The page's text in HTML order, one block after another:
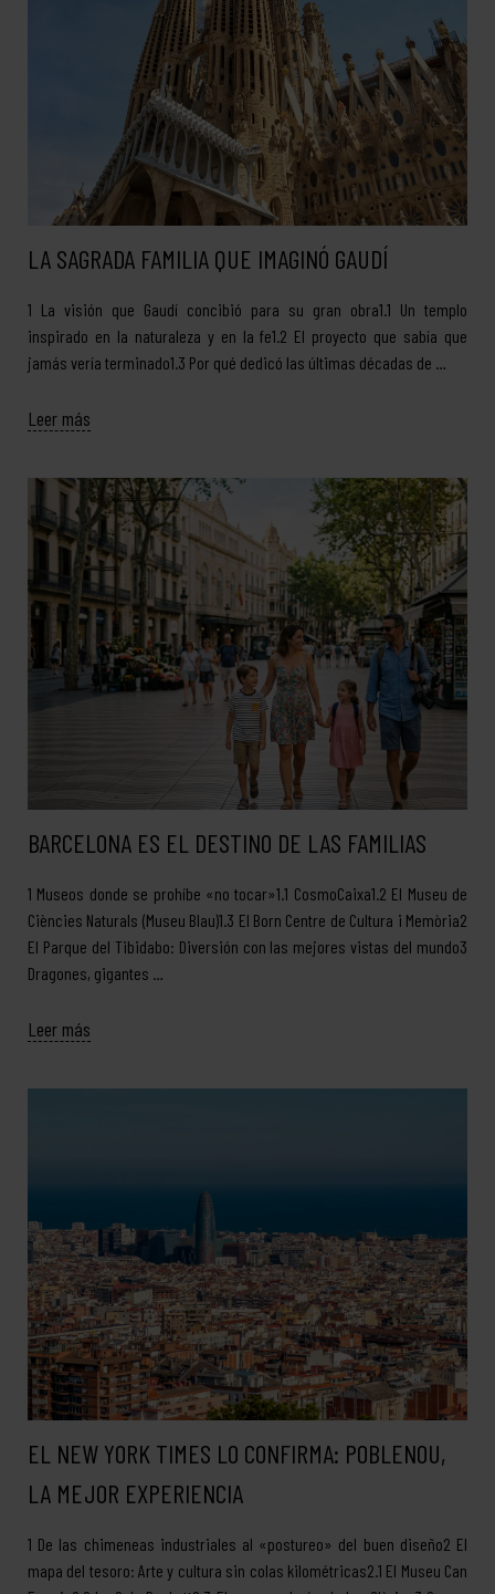
LA SAGRADA FAMILIA QUE IMAGINÓ GAUDÍ
1 La visión que Gaudí concibió para su gran obra1.1 Un templo
inspirado en la naturaleza y en la fe1.2 El proyecto que sabía que
jamás vería terminado1.3 Por qué dedicó las últimas décadas de …
Leer más
BARCELONA ES EL DESTINO DE LAS FAMILIAS
1 Museos donde se prohíbe «no tocar»1.1 CosmoCaixa1.2 El Museu de
Ciències Naturals (Museu Blau)1.3 El Born Centre de Cultura i Memòria2
El Parque del Tibidabo: Diversión con las mejores vistas del mundo3
Dragones, gigantes …
Leer más
EL NEW YORK TIMES LO CONFIRMA: POBLENOU,
LA MEJOR EXPERIENCIA
1 De las chimeneas industriales al «postureo» del buen diseño2 El
mapa del tesoro: Arte y cultura sin colas kilométricas2.1 El Museu Can